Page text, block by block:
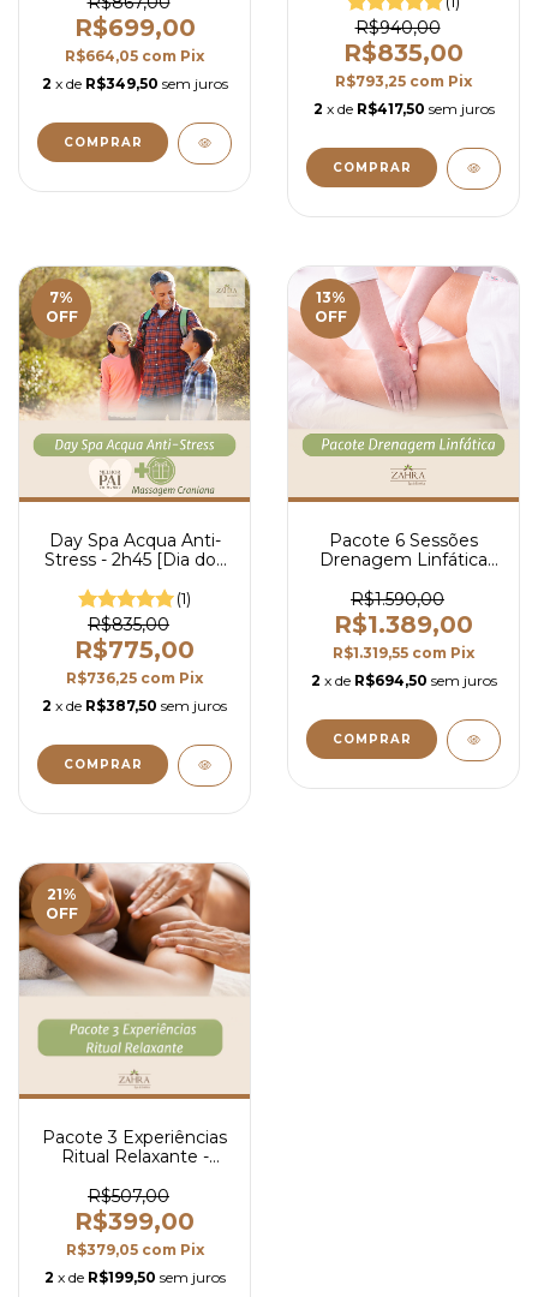
R$699,00
R$664,05 com Pix
2 x de R$349,50 sem juros
R$940,00
R$835,00
R$793,25 com Pix
2 x de R$417,50 sem juros
7%
OFF
Day Spa Acqua Anti-
Stress - 2h45 [Dia dos
(1)
R$835,00
R$775,00
R$736,25 com Pix
2 x de R$387,50 sem juros
13%
OFF
Pacote 6 Sessões
Drenagem Linfática
R$1.590,00
R$1.389,00
R$1.319,55 com Pix
2 x de R$694,50 sem juros
21%
OFF
Pacote 3 Experiências
Ritual Relaxante -
R$507,00
R$399,00
R$379,05 com Pix
2 x de R$199,50 sem juros